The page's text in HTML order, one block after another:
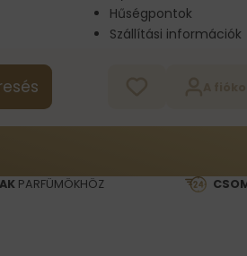
Hűségpontok
Szállítási információk
PARFÜMÖKHÖZ